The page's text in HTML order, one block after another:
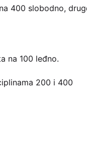
400 slobodno,
na 100 leđno.
200 i 400